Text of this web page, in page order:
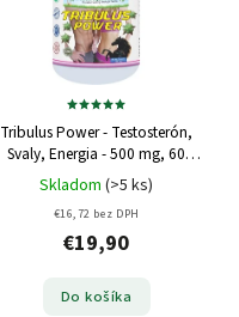
Tribulus Power - Testosterón,
Svaly, Energia - 500 mg, 60
kapsúl
Skladom (>5 ks)
€16,72 bez DPH
€19,90
Do košíka